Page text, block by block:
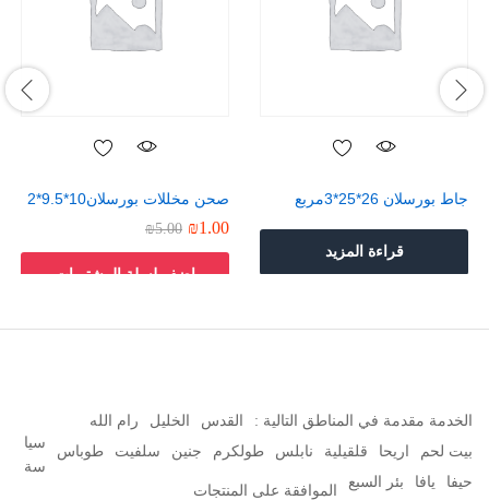
جاط بورسلان 26*25*3مربع
قراءة المزيد
صحن مخللات بورسلان10*9.5*2
₪1.00
₪5.00
اضف لسلة المشتريات
الخدمة مقدمة في المناطق التالية : القدس الخليل
رام الله
بيت لحم
اريحا قلقيلية نابلس طولكرم جنين سلفيت
طوباس
حيفا
يافا بئر السبع
سيا
سة
الموافقة على المنتجات